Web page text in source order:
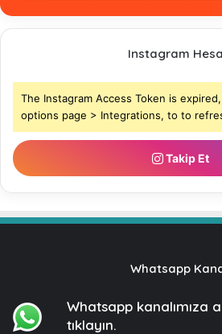
Instagram
The Instagram Access Token is
options page > Integrations, to to
Takip Et
Whatsapp
Whatsapp kanalımıza
tıklayın.